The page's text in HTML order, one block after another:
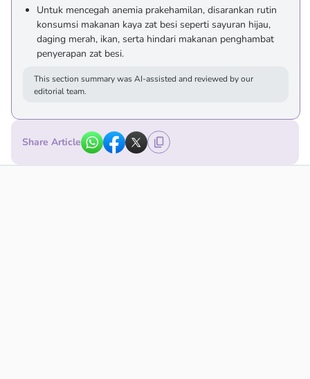
Untuk mencegah anemia prakehamilan, disarankan rutin
konsumsi makanan kaya zat besi seperti sayuran hijau,
daging merah, ikan, serta hindari makanan penghambat
penyerapan zat besi.
This section summary was AI-assisted and reviewed by our
editorial team.
Share Article